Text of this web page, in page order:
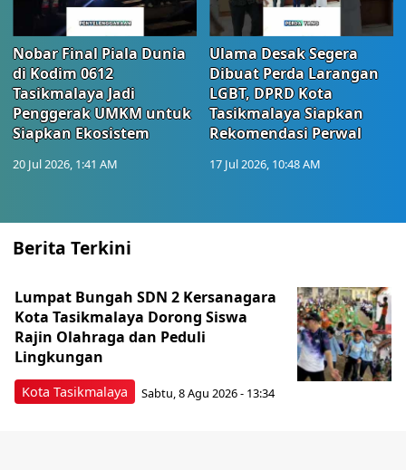
Nobar Final Piala Dunia
di Kodim 0612
Tasikmalaya Jadi
Penggerak UMKM untuk
Siapkan Ekosistem
20 Jul 2026, 1:41 AM
Ulama Desak Segera
Dibuat Perda Larangan
LGBT, DPRD Kota
Tasikmalaya Siapkan
Rekomendasi Perwal
17 Jul 2026, 10:48 AM
Berita Terkini
Kota Tasikmalaya
Lumpat Bungah SDN 2 Kersanagara
Kota Tasikmalaya Dorong Siswa
Rajin Olahraga dan Peduli
Lingkungan
Sabtu, 8 Agu 2026 - 13:34